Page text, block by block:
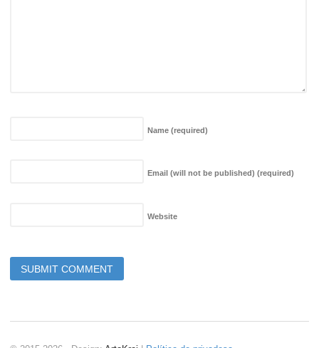
Name (required)
Email (will not be published) (required)
Website